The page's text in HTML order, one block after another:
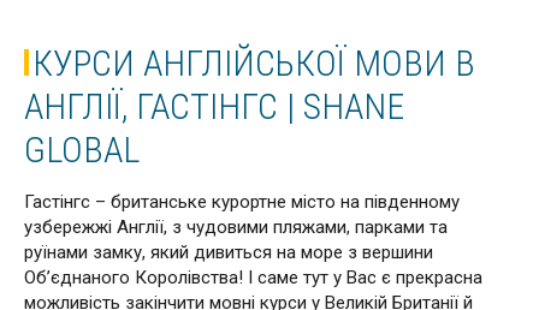
КУРСИ АНГЛІЙСЬКОЇ МОВИ В
АНГЛІЇ, ГАСТІНГС | SHANE
GLOBAL
Гастінгс – британське курортне місто на південному
узбережжі Англії, з чудовими пляжами, парками та
руїнами замку, який дивиться на море з вершини
Об’єднаного Королівства! І саме тут у Вас є прекрасна
можливість закінчити мовні курси у Великій Британії й